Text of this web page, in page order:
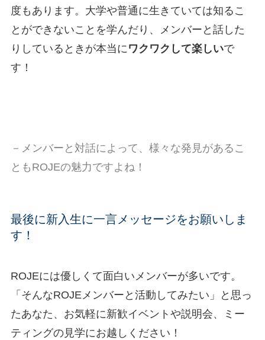
度もあります。大学や普通に生きていては知るこ
とができないことを学んだり、メンバーと話した
りしているときが本当にワクワクして楽しいで
す！
－メンバーと対話によって、様々な発見があるこ
ともROJEの魅力ですよね！
最後に新入生に一言メッセージをお願いしま
す！
ROJEには優しくて面白いメンバーが多いです。
「そんなROJEメンバーと活動してみたい」と思っ
たあなた、お気軽に新歓イベントや説明会、ミー
ティングの見学にお越しください！